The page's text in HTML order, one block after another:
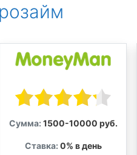
Сумма: 1500-10000 руб.
Ставка: 0% в день